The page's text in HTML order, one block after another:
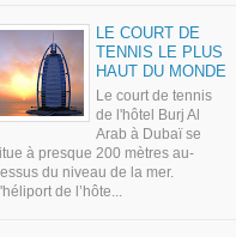
LE COURT DE
TENNIS LE PLUS
HAUT DU MONDE
Le court de tennis
de l'hôtel Burj Al
Arab à Dubaï se
à presque 200 mètres au-
du niveau de la mer.
de l’hôte...